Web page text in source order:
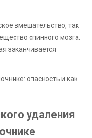
вмешательство, так
спинного мозга.
заканчивается
удаления